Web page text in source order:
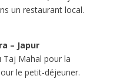
un restaurant local.
– Japur
Taj Mahal pour la
le petit-déjeuner.